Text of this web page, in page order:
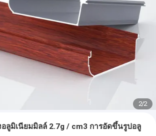
2/2
ลูมิเนียมมิลล์ 2.7g / cm3 การอัดขึ้นรูปอลู